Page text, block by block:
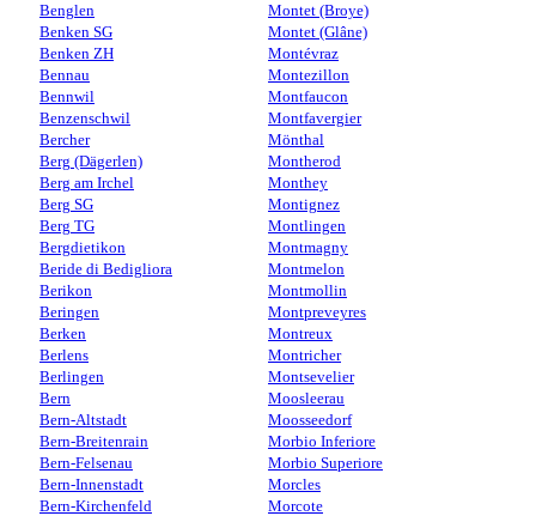
Benglen
Benken SG
Benken ZH
Bennau
Bennwil
Benzenschwil
Bercher
Berg (Dägerlen)
Berg am Irchel
Berg SG
Berg TG
Bergdietikon
Beride di Bedigliora
Berikon
Beringen
Berken
Berlens
Berlingen
Bern
Bern-Altstadt
Bern-Breitenrain
Bern-Felsenau
Bern-Innenstadt
Bern-Kirchenfeld
Montet (Broye)
Montet (Glâne)
Montévraz
Montezillon
Montfaucon
Montfavergier
Mönthal
Montherod
Monthey
Montignez
Montlingen
Montmagny
Montmelon
Montmollin
Montpreveyres
Montreux
Montricher
Montsevelier
Moosleerau
Moosseedorf
Morbio Inferiore
Morbio Superiore
Morcles
Morcote